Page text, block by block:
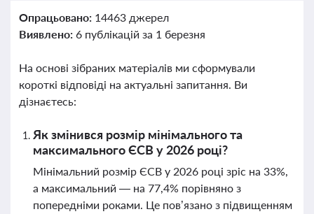
Опрацьовано: 14463 джерел
Виявлено: 6 публікацій за 1 березня
На основі зібраних матеріалів ми сформували
короткі відповіді на актуальні запитання. Ви
дізнаєтесь:
Як змінився розмір мінімального та
максимального ЄСВ у 2026 році?
Мінімальний розмір ЄСВ у 2026 році зріс на 33%,
а максимальний — на 77,4% порівняно з
попередніми роками. Це пов’язано з підвищенням